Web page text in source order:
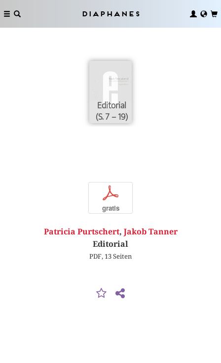
Diaphanes
Editorial
(S. 7 – 19)
p
gratis
Patricia Purtschert, Jakob Tanner
Editorial
PDF, 13 Seiten